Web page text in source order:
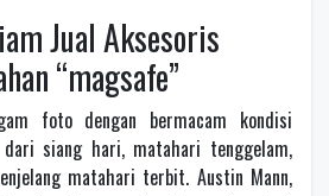
Jual Aksesoris
“magsafe”
foto dengan bermacam kondisi
siang hari, matahari tenggelam,
matahari terbit. Austin Mann,